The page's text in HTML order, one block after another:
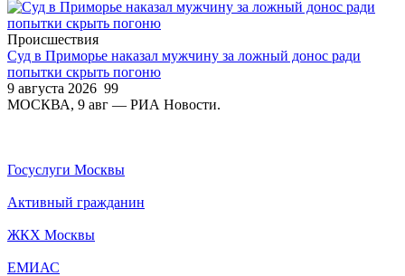
Происшествия
Суд в Приморье наказал мужчину за ложный донос ради
попытки скрыть погоню
9 августа 2026 99
МОСКВА, 9 авг — РИА Новости.
Госуслуги Москвы
Активный гражданин
ЖКХ Москвы
ЕМИАС